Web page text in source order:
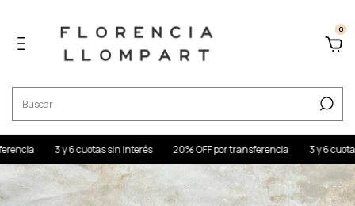
0
3 y 6 cuotas sin interés 20% OFF por transferencia 3 y 6 cuotas sin